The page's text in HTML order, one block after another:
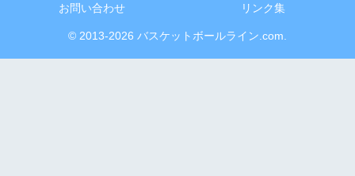
お問い合わせ
リンク集
© 2013-2026 バスケットボールライン.com.